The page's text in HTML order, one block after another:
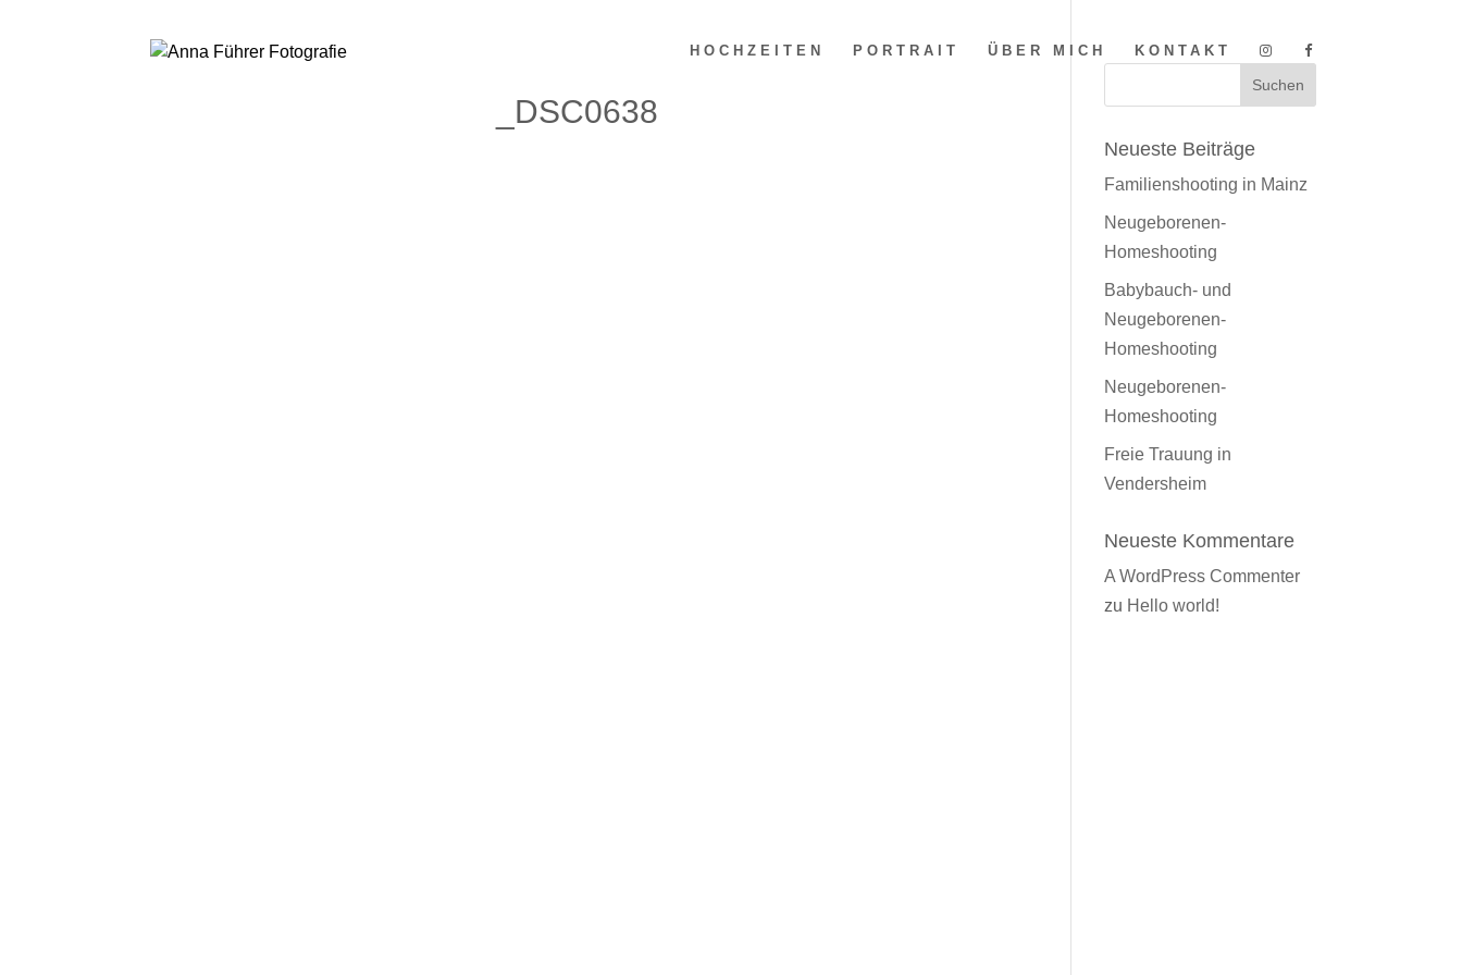
HOCHZEITEN PORTRAIT ÜBER MICH KONTAKT
_DSC0638
Neueste Beiträge
Familienshooting in Mainz
Neugeborenen-
Homeshooting
Babybauch- und
Neugeborenen-
Homeshooting
Neugeborenen-
Homeshooting
Freie Trauung in
Vendersheim
Neueste Kommentare
A WordPress Commenter
zu Hello world!